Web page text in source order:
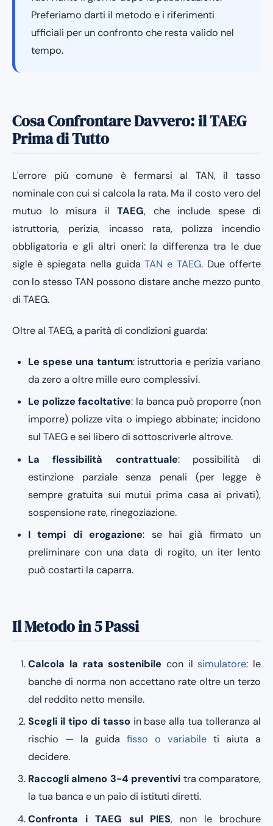
Preferiamo darti il metodo e i riferimenti
ufficiali per un confronto che resta valido nel
tempo.
Cosa Confrontare Davvero: il TAEG
Prima di Tutto
L'errore più comune è fermarsi al TAN, il tasso
nominale con cui si calcola la rata. Ma il costo vero del
mutuo lo misura il TAEG, che include spese di
istruttoria, perizia, incasso rata, polizza incendio
obbligatoria e gli altri oneri: la differenza tra le due
sigle è spiegata nella guidaTAN e TAEG. Due offerte
con lo stesso TAN possono distare anche mezzo punto
di TAEG.
Oltre al TAEG, a parità di condizioni guarda:
Le spese una tantum: istruttoria e perizia variano
da zero a oltre mille euro complessivi.
Le polizze facoltative: la banca può proporre (non
imporre) polizze vita o impiego abbinate; incidono
sul TAEG e sei libero di sottoscriverle altrove.
La flessibilità contrattuale: possibilità di
estinzione parziale senza penali (per legge è
sempre gratuita sui mutui prima casa ai privati),
sospensione rate, rinegoziazione.
I tempi di erogazione: se hai già firmato un
preliminare con una data di rogito, un iter lento
può costarti la caparra.
Il Metodo in 5 Passi
Calcola la rata sostenibile con ilsimulatore: le
banche di norma non accettano rate oltre un terzo
del reddito netto mensile.
Scegli il tipo di tasso in base alla tua tolleranza al
rischio — la guidafisso o variabile ti aiuta a
decidere.
Raccogli almeno 3-4 preventivi tra comparatore,
la tua banca e un paio di istituti diretti.
Confronta i TAEG sul PIES, non le brochure